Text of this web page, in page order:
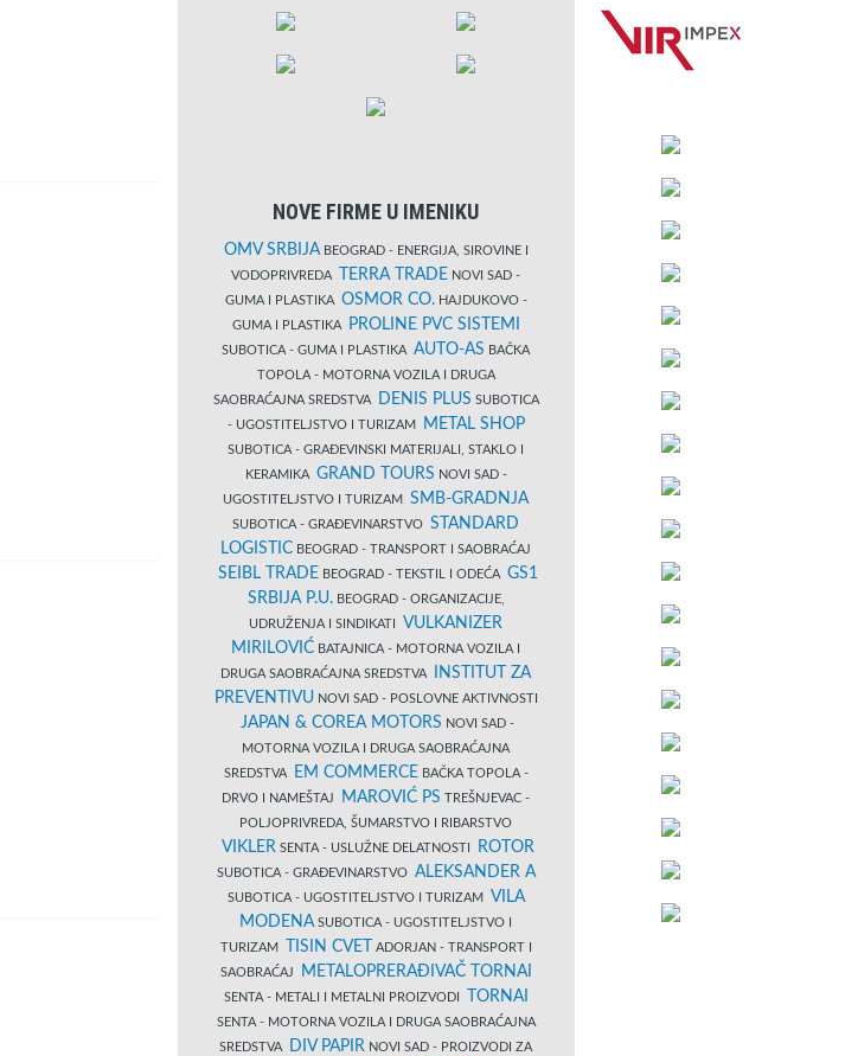
NOVE FIRME U IMENIKU
OMV SRBIJABEOGRAD - ENERGIJA, SIROVINE I
VODOPRIVREDA
TERRA TRADE NOVI SAD -
GUMA I PLASTIKA OSMOR CO.HAJDUKOVO -
GUMA I PLASTIKA
PROLINE PVC SISTEMI
SUBOTICA - GUMA I PLASTIKA AUTO-AS BAČKA
TOPOLA - MOTORNA VOZILA I DRUGA
SAOBRAĆAJNA SREDSTVA
DENIS PLUS SUBOTICA
- UGOSTITELJSTVO I TURIZAM
METAL SHOP
SUBOTICA - GRAĐEVINSKI MATERIJALI, STAKLO I
KERAMIKA GRAND TOURS NOVI SAD -
UGOSTITELJSTVO I TURIZAM SMB-GRADNJA
SUBOTICA - GRAĐEVINARSTVO STANDARD
LOGISTIC BEOGRAD - TRANSPORT I SAOBRAĆAJ
SEIBL TRADE BEOGRAD - TEKSTIL I ODEĆA GS1
SRBIJA P.U.BEOGRAD - ORGANIZACIJE,
UDRUŽENJA I SINDIKATI VULKANIZER
MIRILOVIĆ BATAJNICA - MOTORNA VOZILA I
DRUGA SAOBRAĆAJNA SREDSTVA
INSTITUT ZA
PREVENTIVUNOVI SAD - POSLOVNE AKTIVNOSTI
JAPAN & COREA MOTORS NOVI SAD -
MOTORNA VOZILA I DRUGA SAOBRAĆAJNA
SREDSTVA
EM COMMERCE BAČKA TOPOLA -
DRVO I NAMEŠTAJ
MAROVIĆ PS TREŠNJEVAC -
POLJOPRIVREDA, ŠUMARSTVO I RIBARSTVO
VIKLER SENTA - USLUŽNE DELATNOSTI ROTOR
SUBOTICA - GRAĐEVINARSTVO ALEKSANDER A
SUBOTICA - UGOSTITELJSTVO I TURIZAM
VILA
MODENA SUBOTICA - UGOSTITELJSTVO I
TURIZAM
TISIN CVET
ADORJAN - TRANSPORT I
SAOBRAĆAJ
METALOPRERAĐIVAČ TORNAI
SENTA - METALI I METALNI PROIZVODI TORNAI
SENTA - MOTORNA VOZILA I DRUGA SAOBRAĆAJNA
SREDSTVA
DIV PAPIR NOVI SAD - PROIZVODI ZA